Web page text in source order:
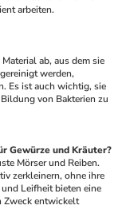
arbeiten.
werden,
Es ist auch wichtig, sie
von Bakterien zu
Gewürze und Kräuter?
zerkleinern, ohne ihre
Leifheit bieten eine
Zweck entwickelt